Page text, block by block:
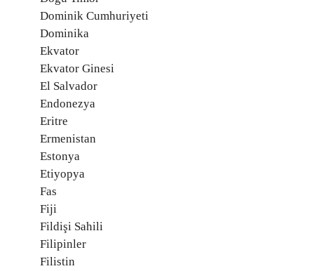
Dominik Cumhuriyeti
Dominika
Ekvator
Ekvator Ginesi
El Salvador
Endonezya
Eritre
Ermenistan
Estonya
Etiyopya
Fas
Fiji
Fildişi Sahili
Filipinler
Filistin